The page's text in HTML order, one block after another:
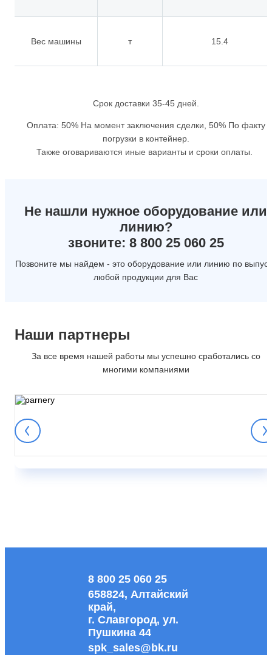
Вес машины т 15.4
Срок доставки 35-45 дней.
Оплата: 50% На момент заключения сделки, 50% По факту
погрузки в контейнер.
Также оговариваются иные варианты и сроки оплаты.
Не нашли нужное оборудование или
линию?
звоните: 8 800 25 060 25
Позвоните мы найдем - это оборудование или линию по
любой продукции для Вас
Наши партнеры
За все время нашей работы мы успешно сработались со
многими компаниями
8 800 25 060 25
658824, Алтайский
край,
г. Славгород, ул.
Пушкина 44
spk_sales@bk.ru